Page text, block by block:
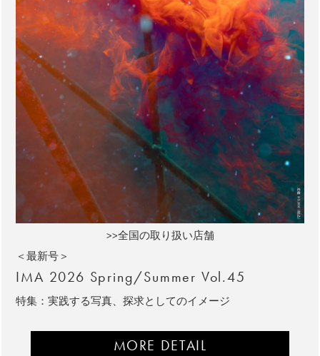
>>全国の取り扱い店舗
＜最新号＞
IMA 2026 Spring/Summer Vol.45
特集：実践する写真、探求としてのイメージ
MORE DETAIL